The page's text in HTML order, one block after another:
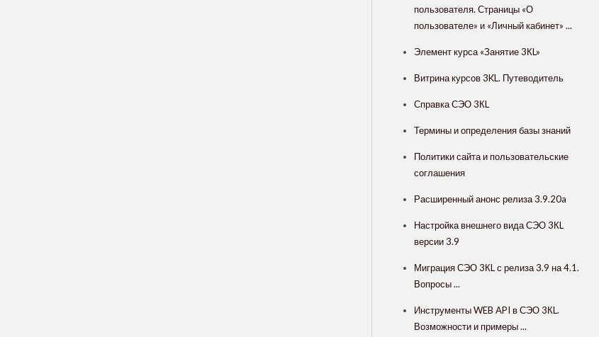
пользователя. Страницы «О
пользователе» и «Личный кабинет» ...
Элемент курса «Занятие 3КL»
Витрина курсов 3KL. Путеводитель
Справка СЭО 3КL
Термины и определения базы знаний
Политики сайта и пользовательские
соглашения
Расширенный анонс релиза 3.9.20a
Настройка внешнего вида СЭО 3КL
версии 3.9
Миграция СЭО 3КL с релиза 3.9 на 4.1.
Вопросы ...
Инструменты WEB API в СЭО 3КL.
Возможности и примеры ...